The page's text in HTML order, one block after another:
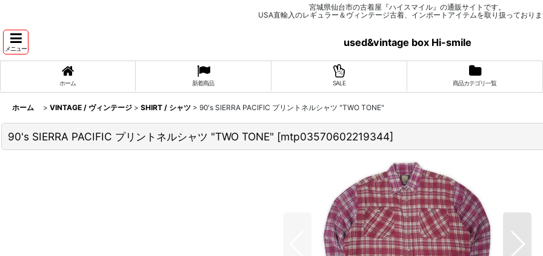
宮城県仙台市の古着屋『ハイスマイル』の通販サイトです。
USA直輸入のレギュラー＆ヴィンテージ古着、インポートアイテムを取り扱っており
メニュー
used&vintage box Hi-smile
ホーム 新着商品 SALE 商品カテゴリ一覧
ホーム > VINTAGE / ヴィンテージ > SHIRT / シャツ > 90's SIERRA PACIFIC プリントネルシャツ "TWO TONE"
90's SIERRA PACIFIC プリントネルシャツ "TWO TONE" [mtp03570602219344]